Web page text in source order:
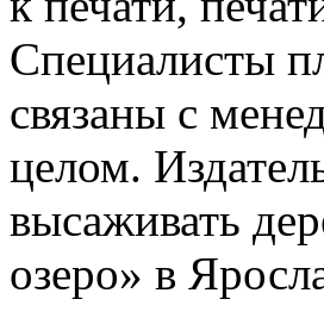
Специалисты
связаны с
целом.
высаживать
озеро» в